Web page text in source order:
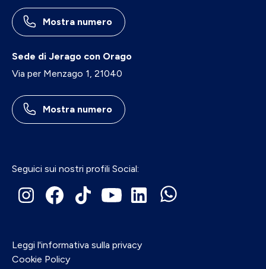
Mostra numero
Sede di Jerago con Orago
Via per Menzago 1, 21040
Mostra numero
Seguici sui nostri profili Social:
Leggi l'informativa sulla privacy
Cookie Policy